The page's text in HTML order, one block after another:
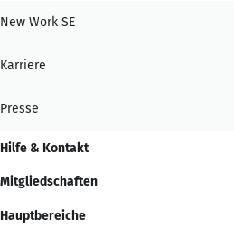
New Work SE
Karriere
Presse
Hilfe & Kontakt
Mitgliedschaften
Hauptbereiche